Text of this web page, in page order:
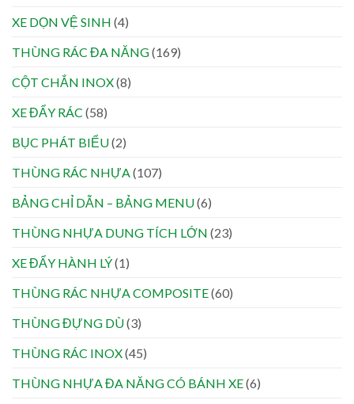
XE DỌN VỆ SINH (4)
THÙNG RÁC ĐA NĂNG(169)
CỘT CHẮN INOX(8)
XE ĐẨY RÁC (58)
BỤC PHÁT BIỂU(2)
THÙNG RÁC NHỰA (107)
BẢNG CHỈ DẪN – BẢNG MENU(6)
THÙNG NHỰA DUNG TÍCH LỚN (23)
XE ĐẨY HÀNH LÝ(1)
THÙNG RÁC NHỰA COMPOSITE(60)
THÙNG ĐỰNG DÙ(3)
THÙNG RÁC INOX(45)
THÙNG NHỰA ĐA NĂNG CÓ BÁNH XE(6)